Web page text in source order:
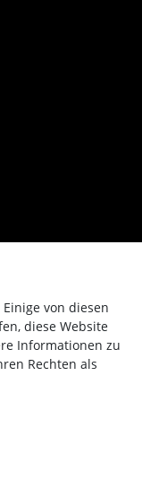
von diesen
diese Website
Informationen zu
Rechten als